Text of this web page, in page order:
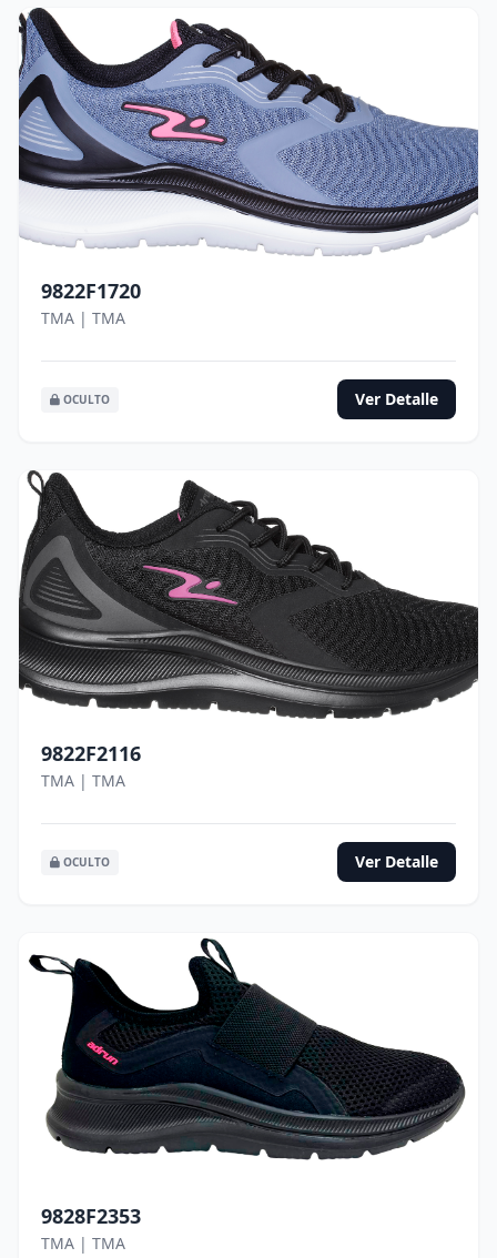
9822F1720
TMA | TMA
OCULTO Ver Detalle
9822F2116
TMA | TMA
OCULTO Ver Detalle
9828F2353
TMA | TMA